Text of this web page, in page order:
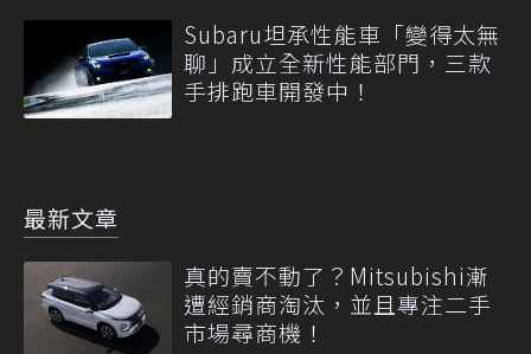
Subaru坦承性能車「變得太無
聊」成立全新性能部門，三款
手排跑車開發中！
最新文章
真的賣不動了？Mitsubishi漸
遭經銷商淘汰，並且專注二手
市場尋商機！